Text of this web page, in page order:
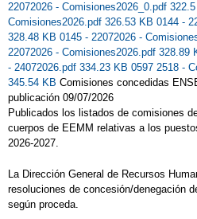
22072026 - Comisiones2026_0.pdf
Comisiones2026.pdf 326.53 KB 0144 -
328.48 KB 0145 - 22072026 -
22072026 - Comisiones2026.pdf 328.89
- 24072026.pdf 334.23 KB 0597 2518 -
345.54 KB Comisiones concedidas
publicación 09/07/2026
Publicados los listados de comisiones
cuerpos de EEMM relativas a los
2026-2027.
La Dirección General de Recursos
resoluciones de concesión/denegación
según proceda.